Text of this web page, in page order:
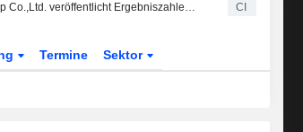
Forest Packaging Group Co.,Ltd. veröffentlicht Ergebniszahlen für das erste Quartal zum 31. März 2026 CI
Termine Sektor